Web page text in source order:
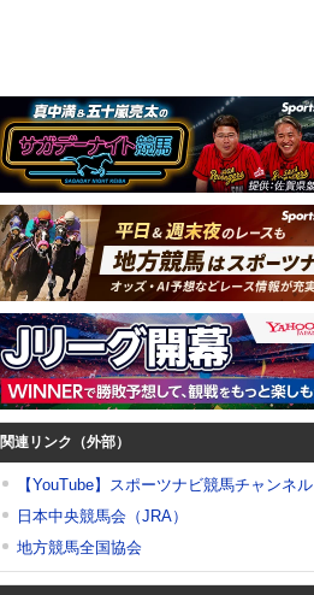
関連リンク（外部）
【YouTube】スポーツナビ競馬チャンネル
日本中央競馬会（JRA）
地方競馬全国協会